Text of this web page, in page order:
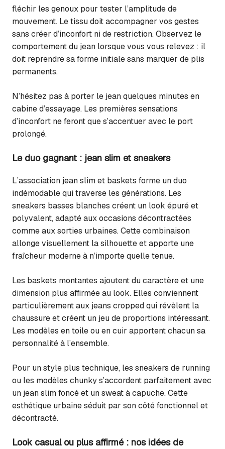
fléchir les genoux pour tester l’amplitude de
mouvement. Le tissu doit accompagner vos gestes
sans créer d’inconfort ni de restriction. Observez le
comportement du jean lorsque vous vous relevez : il
doit reprendre sa forme initiale sans marquer de plis
permanents.
N’hésitez pas à porter le jean quelques minutes en
cabine d’essayage. Les premières sensations
d’inconfort ne feront que s’accentuer avec le port
prolongé.
Le duo gagnant : jean slim et sneakers
L’association jean slim et baskets forme un duo
indémodable qui traverse les générations. Les
sneakers basses blanches créent un look épuré et
polyvalent, adapté aux occasions décontractées
comme aux sorties urbaines. Cette combinaison
allonge visuellement la silhouette et apporte une
fraîcheur moderne à n’importe quelle tenue.
Les baskets montantes ajoutent du caractère et une
dimension plus affirmée au look. Elles conviennent
particulièrement aux jeans cropped qui révèlent la
chaussure et créent un jeu de proportions intéressant.
Les modèles en toile ou en cuir apportent chacun sa
personnalité à l’ensemble.
Pour un style plus technique, les sneakers de running
ou les modèles chunky s’accordent parfaitement avec
un jean slim foncé et un sweat à capuche. Cette
esthétique urbaine séduit par son côté fonctionnel et
décontracté.
Look casual ou plus affirmé : nos idées de